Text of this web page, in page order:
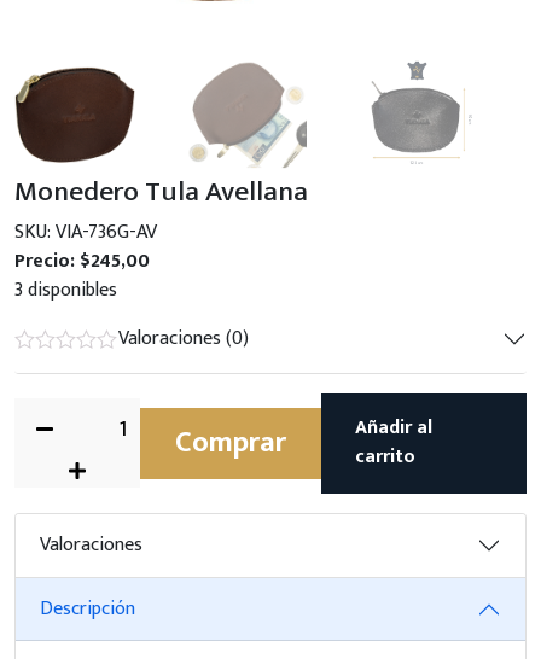
Monedero Tula Avellana
SKU: VIA-736G-AV
Precio:$245,00
3 disponibles
Valoraciones (0)
Comprar
Añadir al
carrito
Valoraciones
Descripción